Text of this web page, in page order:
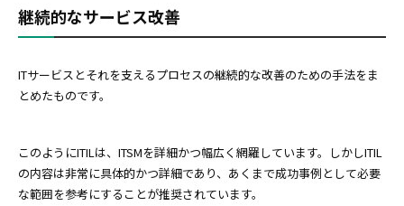
継続的なサービス改善
ITサービスとそれを支えるプロセスの継続的な改善のための手法をま
とめたものです。
このようにITILは、ITSMを詳細かつ幅広く網羅しています。しかしITIL
の内容は非常に具体的かつ詳細であり、あくまで成功事例として必要
な範囲を参考にすることが推奨されています。